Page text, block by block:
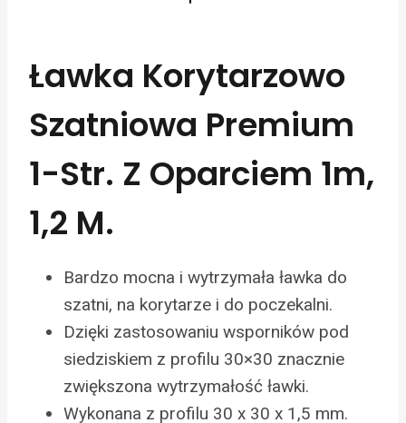
Ławka Korytarzowo
Szatniowa Premium
1-Str. Z Oparciem 1m,
1,2 M.
Bardzo mocna i wytrzymała ławka do
szatni, na korytarze i do poczekalni.
Dzięki zastosowaniu wsporników pod
siedziskiem z profilu 30×30 znacznie
zwiększona wytrzymałość ławki.
Wykonana z profilu 30 x 30 x 1,5 mm.